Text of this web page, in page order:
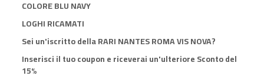
COLORE BLU NAVY
LOGHI RICAMATI
Sei un'iscritto della RARI NANTES ROMA VIS NOVA?
Inserisci il tuo coupon e riceverai un'ulteriore Sconto del
15%